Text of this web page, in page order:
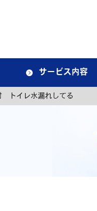
サービス内容
トイレ水漏れしてる